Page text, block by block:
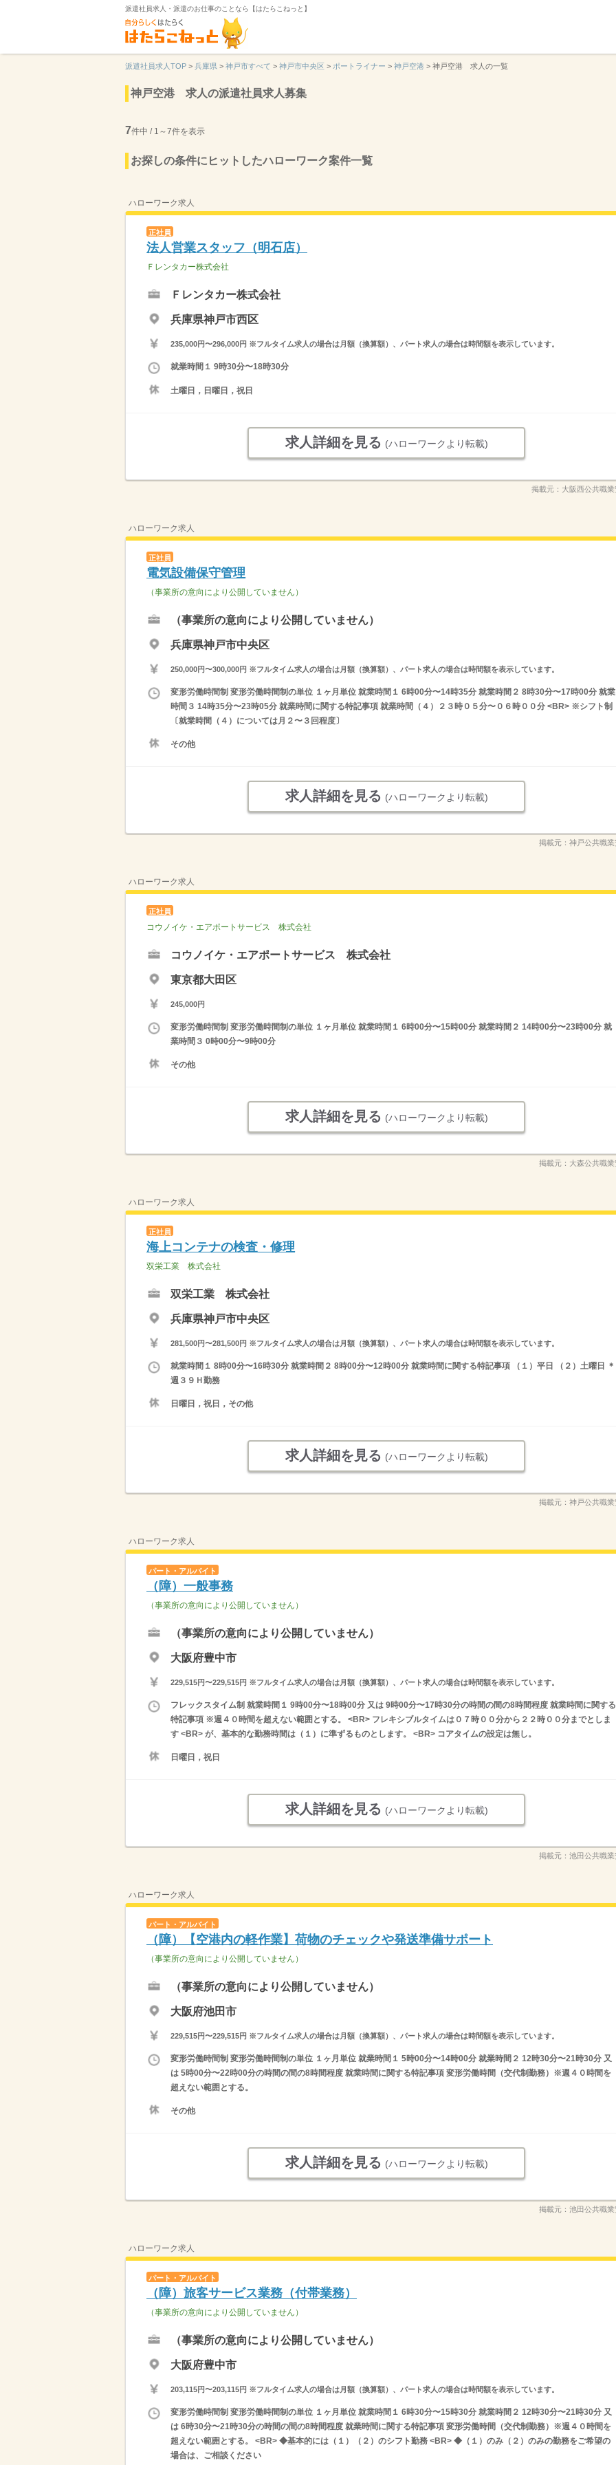
派遣社員求人・派遣のお仕事のことなら【はたらこねっと】
派遣社員求人TOP > 兵庫県 > 神戸市すべて > 神戸市中央区 > ポートライナー > 神戸空港 > 神戸空港 求人の一覧
神戸空港 求人の派遣社員求人募集
7件中 / 1～7件を表示
お探しの条件にヒットしたハローワーク案件一覧
ハローワーク求人
正社員
法人営業スタッフ（明石店）
Ｆレンタカー株式会社
Ｆレンタカー株式会社
兵庫県神戸市西区
235,000円〜296,000円 ※フルタイム求人の場合は月額（換算額）、パート求人の場合は時間額を表示しています。
就業時間１ 9時30分〜18時30分
土曜日，日曜日，祝日
求人詳細を見る (ハローワークより転載)
掲載元： 大阪西公共職
ハローワーク求人
正社員
電気設備保守管理
（事業所の意向により公開していません）
（事業所の意向により公開していません）
兵庫県神戸市中央区
250,000円〜300,000円 ※フルタイム求人の場合は月額（換算額）、パート求人の場合は時間額を表示しています。
変形労働時間制 変形労働時間制の単位 １ヶ月単位 就業時間１ 6時00分〜14時35分 就業時間２ 8時30分〜17時00分 就業
時間３ 14時35分〜23時05分 就業時間に関する特記事項 就業時間（４）２３時０５分〜０６時００分 <BR> ※シフト制
〔就業時間（４）については月２〜３回程度〕
その他
求人詳細を見る (ハローワークより転載)
掲載元： 神戸公共職
ハローワーク求人
正社員
コウノイケ・エアポートサービス 株式会社
コウノイケ・エアポートサービス 株式会社
東京都大田区
245,000円
変形労働時間制 変形労働時間制の単位 １ヶ月単位 就業時間１ 6時00分〜15時00分 就業時間２ 14時00分〜23時00分 就
業時間３ 0時00分〜9時00分
その他
求人詳細を見る (ハローワークより転載)
掲載元： 大森公共職
ハローワーク求人
正社員
海上コンテナの検査・修理
双栄工業 株式会社
双栄工業 株式会社
兵庫県神戸市中央区
281,500円〜281,500円 ※フルタイム求人の場合は月額（換算額）、パート求人の場合は時間額を表示しています。
就業時間１ 8時00分〜16時30分 就業時間２ 8時00分〜12時00分 就業時間に関する特記事項 （１）平日 （２）土曜日 ＊
週３９Ｈ勤務
日曜日，祝日，その他
求人詳細を見る (ハローワークより転載)
掲載元： 神戸公共職
ハローワーク求人
パート・アルバイト
（障）一般事務
（事業所の意向により公開していません）
（事業所の意向により公開していません）
大阪府豊中市
229,515円〜229,515円 ※フルタイム求人の場合は月額（換算額）、パート求人の場合は時間額を表示しています。
フレックスタイム制 就業時間１ 9時00分〜18時00分 又は 9時00分〜17時30分の時間の間の8時間程度 就業時間に関する
特記事項 ※週４０時間を超えない範囲とする。 <BR> フレキシブルタイムは０７時００分から２２時００分までとしま
す <BR> が、基本的な勤務時間は（１）に準ずるものとします。 <BR> コアタイムの設定は無し。
日曜日，祝日
求人詳細を見る (ハローワークより転載)
掲載元： 池田公共職
ハローワーク求人
パート・アルバイト
（障）【空港内の軽作業】荷物のチェックや発送準備サポート
（事業所の意向により公開していません）
（事業所の意向により公開していません）
大阪府池田市
229,515円〜229,515円 ※フルタイム求人の場合は月額（換算額）、パート求人の場合は時間額を表示しています。
変形労働時間制 変形労働時間制の単位 １ヶ月単位 就業時間１ 5時00分〜14時00分 就業時間２ 12時30分〜21時30分 又
は 5時00分〜22時00分の時間の間の8時間程度 就業時間に関する特記事項 変形労働時間（交代制勤務）※週４０時間を
超えない範囲とする。
その他
求人詳細を見る (ハローワークより転載)
掲載元： 池田公共職
ハローワーク求人
パート・アルバイト
（障）旅客サービス業務（付帯業務）
（事業所の意向により公開していません）
（事業所の意向により公開していません）
大阪府豊中市
203,115円〜203,115円 ※フルタイム求人の場合は月額（換算額）、パート求人の場合は時間額を表示しています。
変形労働時間制 変形労働時間制の単位 １ヶ月単位 就業時間１ 6時30分〜15時30分 就業時間２ 12時30分〜21時30分 又
は 6時30分〜21時30分の時間の間の8時間程度 就業時間に関する特記事項 変形労働時間（交代制勤務）※週４０時間を
超えない範囲とする。 <BR> ◆基本的には（１）（２）のシフト勤務 <BR> ◆（１）のみ（２）のみの勤務をご希望の
場合は、ご相談ください